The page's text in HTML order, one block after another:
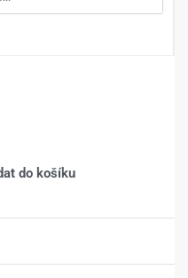
do košíku